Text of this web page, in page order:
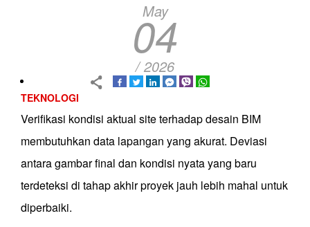
May
04
/ 2026
TEKNOLOGI
Verifikasi kondisi aktual site terhadap desain BIM
membutuhkan data lapangan yang akurat. Deviasi
antara gambar final dan kondisi nyata yang baru
terdeteksi di tahap akhir proyek jauh lebih mahal untuk
diperbaiki.